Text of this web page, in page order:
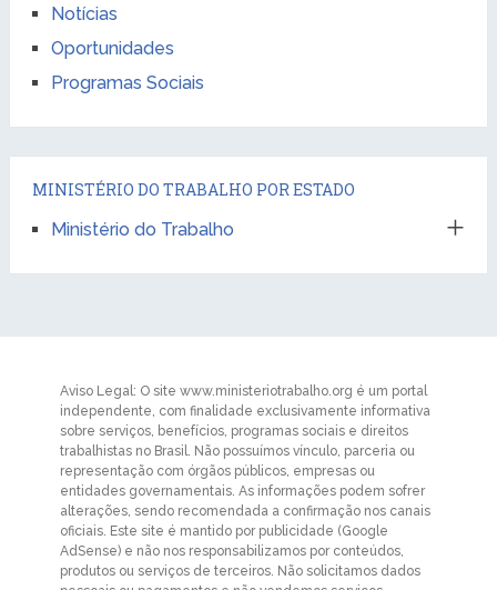
Notícias
Oportunidades
Programas Sociais
MINISTÉRIO DO TRABALHO POR ESTADO
Ministério do Trabalho
Aviso Legal: O site www.ministeriotrabalho.org é um portal
independente, com finalidade exclusivamente informativa
sobre serviços, benefícios, programas sociais e direitos
trabalhistas no Brasil. Não possuímos vínculo, parceria ou
representação com órgãos públicos, empresas ou
entidades governamentais. As informações podem sofrer
alterações, sendo recomendada a confirmação nos canais
oficiais. Este site é mantido por publicidade (Google
AdSense) e não nos responsabilizamos por conteúdos,
produtos ou serviços de terceiros. Não solicitamos dados